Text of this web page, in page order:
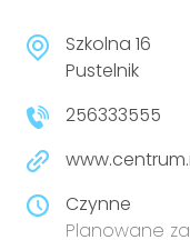
Szkolna 16
Pustelnik
256333555
Czynne
Planowane